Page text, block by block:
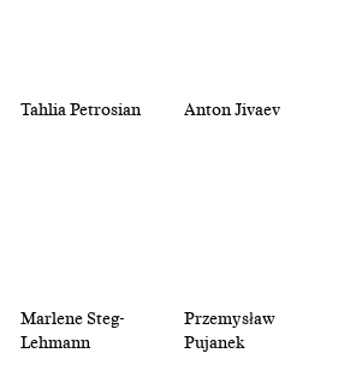
Tahlia Petrosian Anton Jivaev
Marlene Steg-
Lehmann
Przemysław
Pujanek